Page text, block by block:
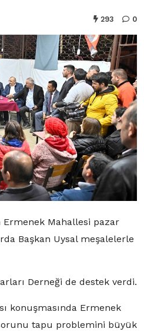
293 0
Ermenek Mahallesi pazar
Başkan Uysal meşalelerle
Derneği de destek verdi.
konuşmasında Ermenek
tapu problemini büyük